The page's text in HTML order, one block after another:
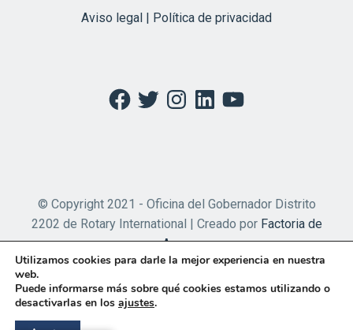
Aviso legal | Política de privacidad
Facebook
TwitterInstagramLinkedInYouTube
© Copyright 2021 - Oficina del Gobernador Distrito
2202 de Rotary International | Creado por Factoria de
Apps
Utilizamos cookies para darle la mejor experiencia en nuestra
web.
Puede informarse más sobre qué cookies estamos utilizando o
desactivarlas en los ajustes.